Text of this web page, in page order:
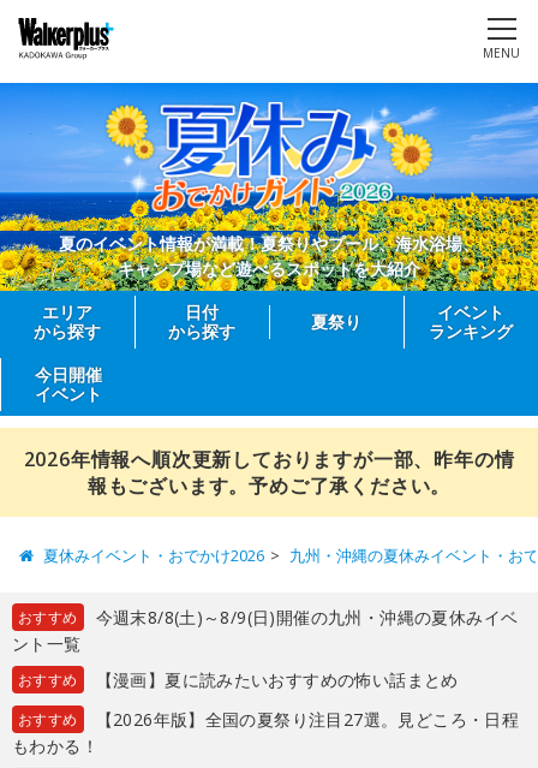
MENU
夏のイベント情報が満載！夏祭りやプール、海水浴場、
キャンプ場など遊べるスポットを大紹介
エリア
から探す
日付
から探す
夏祭り
イベント
ランキング
今日開催
イベント
2026年情報へ順次更新しておりますが一部、昨年の情
報もございます。予めご了承ください。
夏休みイベント・おでかけ2026 九州・沖縄の夏休みイベント・お
おすすめ
今週末8/8(土)～8/9(日)開催の九州・沖縄の夏休みイベ
ント一覧
おすすめ 【漫画】夏に読みたいおすすめの怖い話まとめ
おすすめ
【2026年版】全国の夏祭り注目27選。見どころ・日程
もわかる！